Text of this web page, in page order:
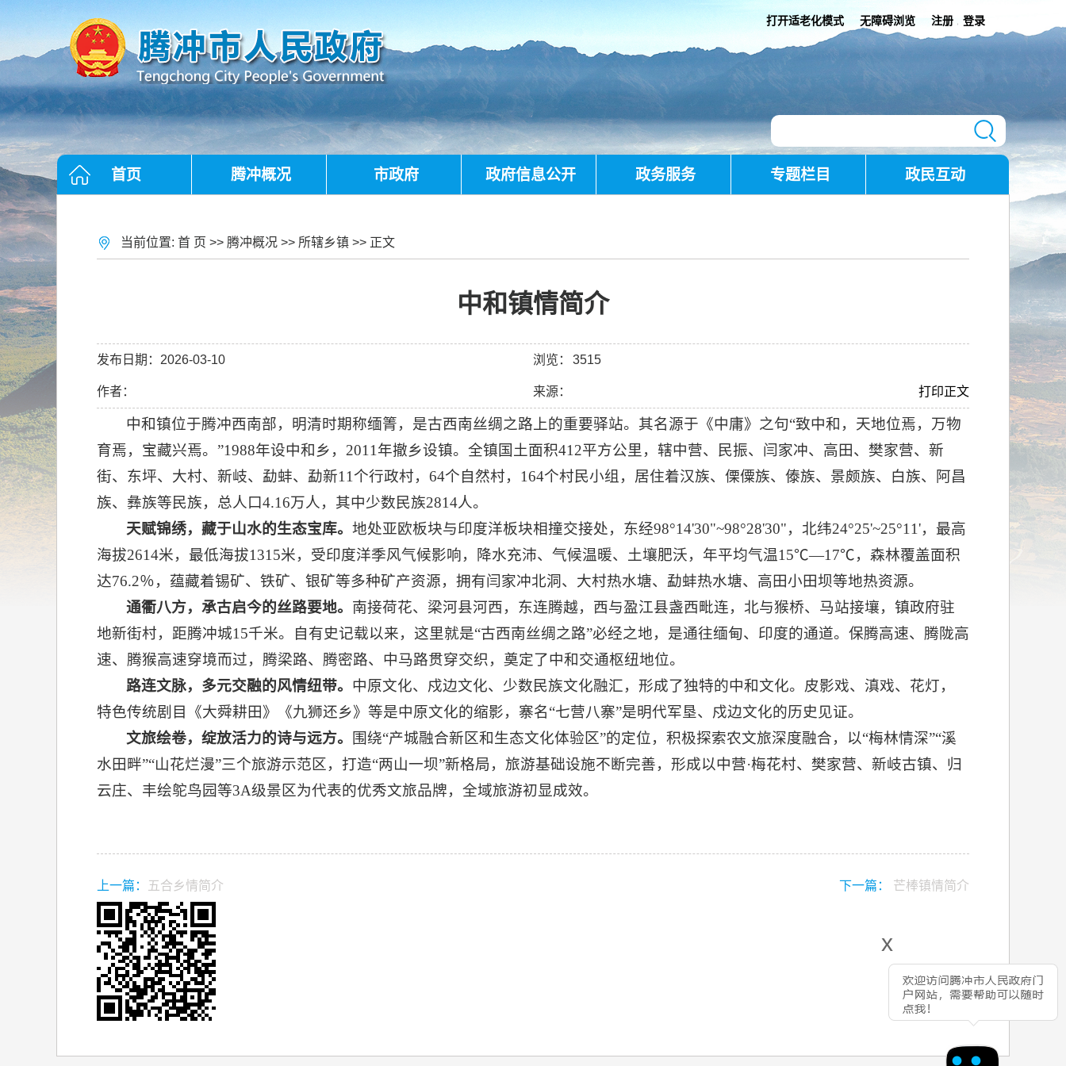
打开适老化模式 无障碍浏览 注册 登录
x
首页 腾冲概况 市政府 政府信息公开 政务服务 专题栏目 政民互动
当前位置: 首 页 >> 腾冲概况 >> 所辖乡镇 >> 正文
中和镇情简介
发布日期：2026-03-10 3515
浏览：
作者： 来源： 打印正文
中和镇位于腾冲西南部，明清时期称缅箐，是古西南丝绸之路上的重要驿站。其名源于《中庸》之句“致中和，天地位焉，万物
育焉，宝藏兴焉。”1988年设中和乡，2011年撤乡设镇。全镇国土面积412平方公里，辖中营、民振、闫家冲、高田、樊家营、新
街、东坪、大村、新岐、勐蚌、勐新11个行政村，64个自然村，164个村民小组，居住着汉族、傈僳族、傣族、景颇族、白族、阿昌
族、彝族等民族，总人口4.16万人，其中少数民族2814人。
天赋锦绣，藏于山水的生态宝库。地处亚欧板块与印度洋板块相撞交接处，东经98°14'30"~98°28'30"，北纬24°25'~25°11'，最高
海拔2614米，最低海拔1315米，受印度洋季风气候影响，降水充沛、气候温暖、土壤肥沃，年平均气温15℃—17℃，森林覆盖面积
达76.2％，蕴藏着锡矿、铁矿、银矿等多种矿产资源，拥有闫家冲北洞、大村热水塘、勐蚌热水塘、高田小田坝等地热资源。
通衢八方，承古启今的丝路要地。 南接荷花、梁河县河西，东连腾越，西与盈江县盏西毗连，北与猴桥、马站接壤，镇政府驻
地新街村，距腾冲城15千米。自有史记载以来，这里就是“古西南丝绸之路”必经之地，是通往缅甸、印度的通道。保腾高速、腾陇高
速、腾猴高速穿境而过，腾梁路、腾密路、中马路贯穿交织，奠定了中和交通枢纽地位。
路连文脉，多元交融的风情纽带。 中原文化、戍边文化、少数民族文化融汇，形成了独特的中和文化。皮影戏、滇戏、花灯，
特色传统剧目《大舜耕田》《九狮还乡》等是中原文化的缩影，寨名“七营八寨”是明代军垦、戍边文化的历史见证。
文旅绘卷，绽放活力的诗与远方。
围绕“产城融合新区和生态文化体验区”的定位，积极探索农文旅深度融合，以“梅林情深”“溪
水田畔”“山花烂漫”三个旅游示范区，打造“两山一坝”新格局，旅游基础设施不断完善，形成以中营·梅花村、樊家营、新岐古镇、归
云庄、丰绘鸵鸟园等3A级景区为代表的优秀文旅品牌，全域旅游初显成效。
上一篇： 五合乡情简介 下一篇： 芒棒镇情简介